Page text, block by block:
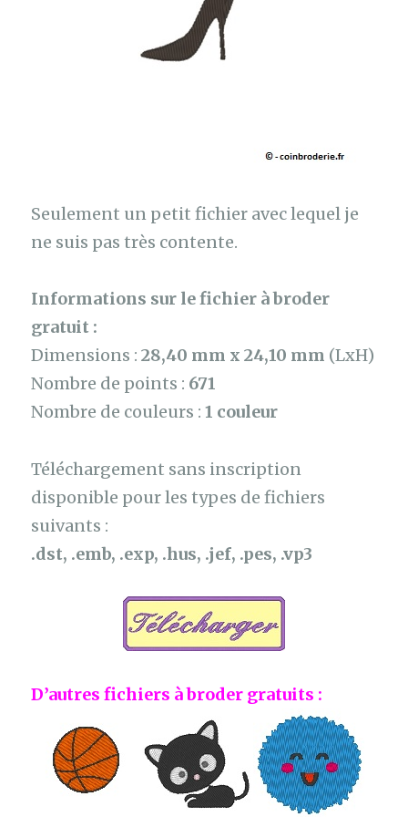
Seulement un petit fichier avec lequel je
ne suis pas très contente.
Informations sur le fichier à broder
gratuit :
Dimensions :28,40 mm x 24,10 mm (LxH)
Nombre de points : 671
Nombre de couleurs :1 couleur
Téléchargement sans inscription
disponible pour les types de fichiers
suivants :
.dst, .emb, .exp, .hus, .jef, .pes, .vp3
D’autres fichiers à broder gratuits :